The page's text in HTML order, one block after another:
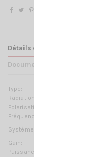
Détails du produit
Documents joints
Type:
Radiation:
Polarisation:
Fréquences:
Systèmes:
2m-HAM,
Gain:
Puissance Max: